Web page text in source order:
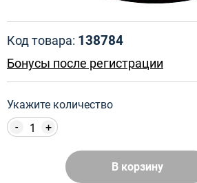
Код товара: 138784
Бонусы после регистрации
Укажите количество
+
-
В корзину